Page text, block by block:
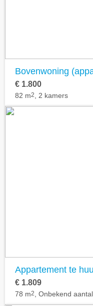
Bovenwoning
€ 1.800
82 m2 , 2 kamers
Appartement te
€ 1.809
78 m2 , Onbekend